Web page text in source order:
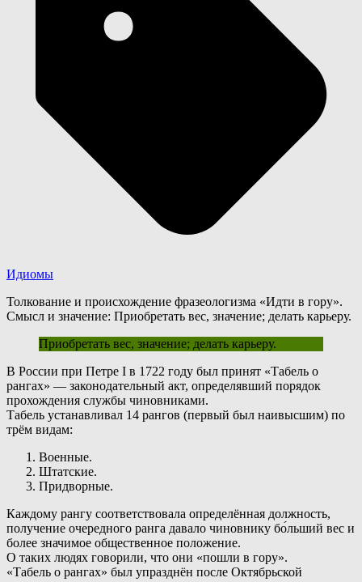
Идиомы
Толкование и происхождение фразеологизма «Идти в гору».
Смысл и значение: Приобретать вес, значение; делать карьеру.
Приобретать вес, значение; делать карьеру.
В России при Петре I в 1722 году был принят «Табель о
рангах» — законодательный акт, определявший порядок
прохождения службы чиновниками.
Табель устанавливал 14 рангов (первый был наивысшим) по
трём видам:
Военные.
Штатские.
Придворные.
Каждому рангу соответствовала определённая должность,
получение очередного ранга давало чиновнику бо́льший вес и
более значимое общественное положение.
О таких людях говорили, что они «пошли в гору».
«Табель о рангах» был упразднён после Октябрьской